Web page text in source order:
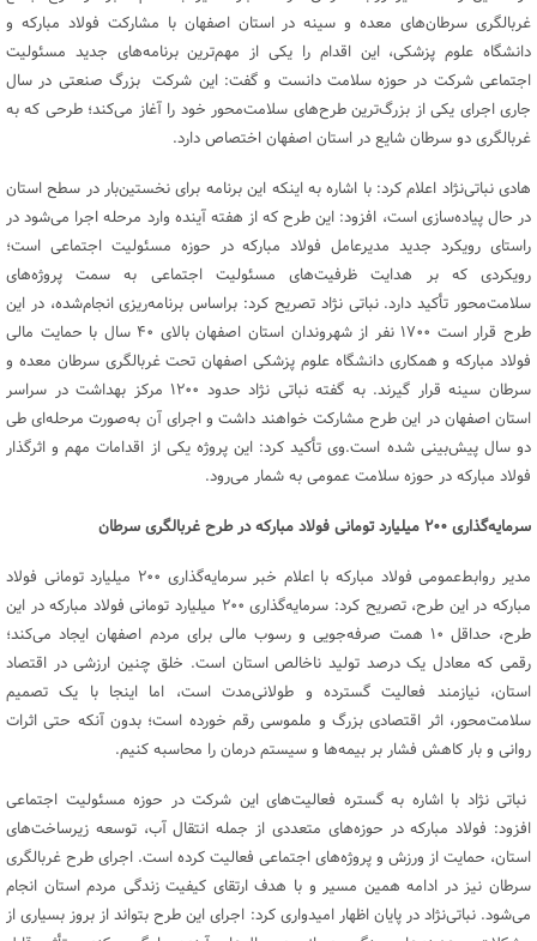
غربالگری سرطان‌های معده و سینه در استان اصفهان با مشارکت فولاد مبارکه و
دانشگاه علوم پزشکی، این اقدام را یکی از مهم‌ترین برنامه‌های جدید مسئولیت
اجتماعی شرکت در حوزه سلامت دانست و گفت: این شرکت بزرگ صنعتی در سال
جاری اجرای یکی از بزرگ‌ترین طرح‌های سلامت‌محور خود را آغاز می‌کند؛ طرحی که به
غربالگری دو سرطان شایع در استان اصفهان اختصاص دارد.
هادی نباتی‌نژاد اعلام کرد: با اشاره به اینکه این برنامه برای نخستین‌بار در سطح استان
در حال پیاده‌سازی است، افزود: این طرح که از هفته آینده وارد مرحله اجرا می‌شود در
راستای رویکرد جدید مدیرعامل فولاد مبارکه در حوزه مسئولیت اجتماعی است؛
رویکردی که بر هدایت ظرفیت‌های مسئولیت اجتماعی به سمت پروژه‌های
سلامت‌محور تأکید دارد. نباتی نژاد تصریح کرد: براساس برنامه‌ریزی انجام‌شده، در این
طرح قرار است ۱۷۰۰ نفر از شهروندان استان اصفهان بالای ۴۰ سال با حمایت مالی
فولاد مبارکه و همکاری دانشگاه علوم پزشکی اصفهان تحت غربالگری سرطان معده و
سرطان سینه قرار گیرند. به گفته نباتی نژاد حدود ۱۲۰۰ مرکز بهداشت در سراسر
استان اصفهان در این طرح مشارکت خواهند داشت و اجرای آن به‌صورت مرحله‌ای طی
دو سال پیش‌بینی شده است.وی تأکید کرد: این پروژه یکی از اقدامات مهم و اثرگذار
فولاد مبارکه در حوزه سلامت عمومی به شمار می‌رود.
سرمایه‌گذاری۲۰۰میلیارد تومانی فولاد مبارکه در طرح غربالگری سرطان
مدیر روابط‌عمومی فولاد مبارکه با اعلام خبر سرمایه‌گذاری ۲۰۰ میلیارد تومانی فولاد
مبارکه در این طرح، تصریح کرد: سرمایه‌گذاری ۲۰۰ میلیارد تومانی فولاد مبارکه در این
طرح، حداقل ۱۰ همت صرفه‌جویی و رسوب مالی برای مردم اصفهان ایجاد می‌کند؛
رقمی که معادل یک درصد تولید ناخالص استان است. خلق چنین ارزشی در اقتصاد
استان، نیازمند فعالیت گسترده و طولانی‌مدت است، اما اینجا با یک تصمیم
سلامت‌محور، اثر اقتصادی بزرگ و ملموسی رقم خورده است؛ بدون آنکه حتی اثرات
روانی و بار کاهش فشار بر بیمه‌ها و سیستم درمان را محاسبه کنیم.
نباتی نژاد با اشاره به گستره فعالیت‌های این شرکت در حوزه مسئولیت اجتماعی
افزود: فولاد مبارکه در حوزه‌های متعددی از جمله انتقال آب، توسعه زیرساخت‌های
استان، حمایت از ورزش و پروژه‌های اجتماعی فعالیت کرده است. اجرای طرح غربالگری
سرطان نیز در ادامه همین مسیر و با هدف ارتقای کیفیت زندگی مردم استان انجام
می‌شود. نباتی‌نژاد در پایان اظهار امیدواری کرد: اجرای این طرح بتواند از بروز بسیاری از